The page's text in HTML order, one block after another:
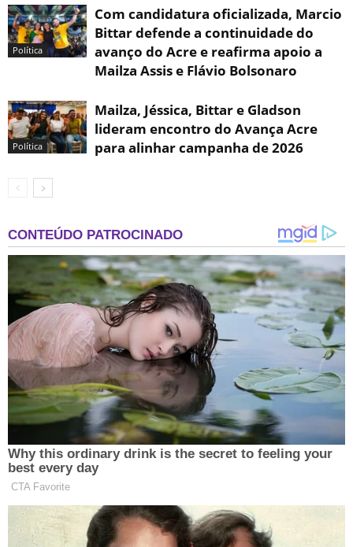
Política
Com candidatura oficializada, Marcio
Bittar defende a continuidade do
avanço do Acre e reafirma apoio a
Mailza Assis e Flávio Bolsonaro
Política
Mailza, Jéssica, Bittar e Gladson
lideram encontro do Avança Acre
para alinhar campanha de 2026